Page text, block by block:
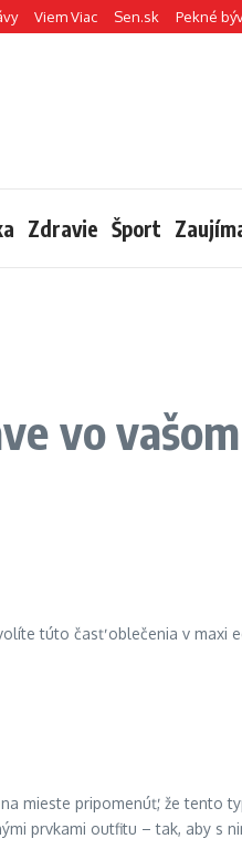
Viem Viac Sen.sk Pekné
Zdravie Šport
vo
túto časť oblečenia v
mieste pripomenúť, že tento
prvkami outfitu – tak, aby s